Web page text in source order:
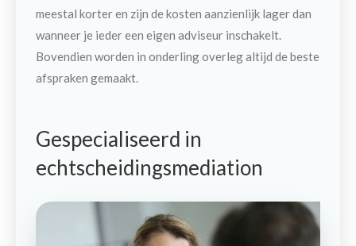
meestal korter en zijn de kosten aanzienlijk lager dan
wanneer je ieder een eigen adviseur inschakelt.
Bovendien worden in onderling overleg altijd de beste
afspraken gemaakt.
Gespecialiseerd in
echtscheidingsmediation